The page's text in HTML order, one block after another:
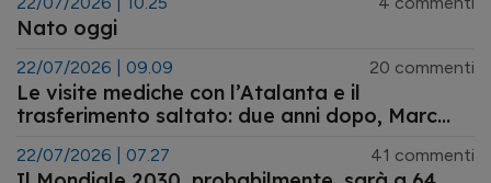
Nato oggi
22/07/2026 | 09.09 20 commenti
Le visite mediche con l’Atalanta e il
trasferimento saltato: due anni dopo, Marc
22/07/2026 | 07.27 41 commenti